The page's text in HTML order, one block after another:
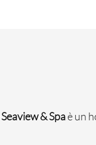
& Spaè un